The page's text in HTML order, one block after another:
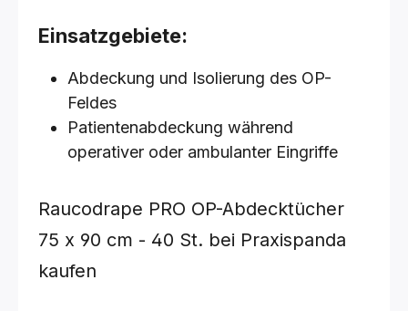
Einsatzgebiete:
Abdeckung und Isolierung des OP-
Feldes
Patientenabdeckung während
operativer oder ambulanter Eingriffe
Raucodrape PRO OP-Abdecktücher
75 x 90 cm - 40 St. bei Praxispanda
kaufen